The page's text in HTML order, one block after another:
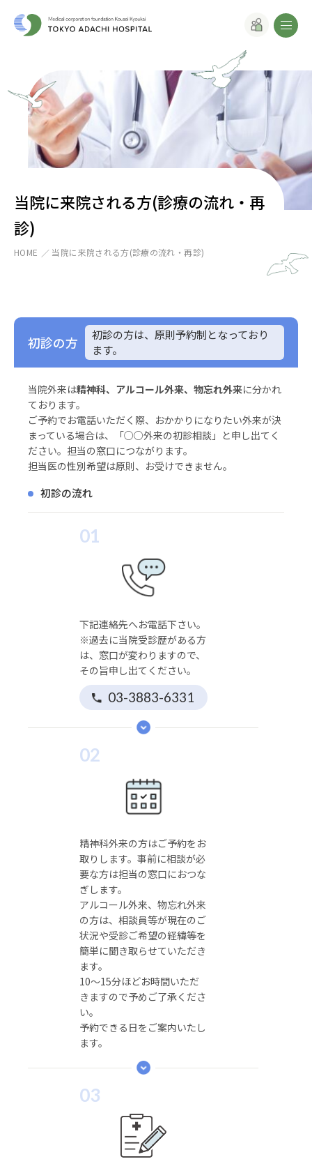
当院に来院される方(診療の流れ・再
診)
HOME 当院に来院される方(診療の流れ・再診)
初診の方
初診の方は、原則予約制となっており
ます。
当院外来は精神科、アルコール外来、物忘れ外来に分かれ
ております。
ご予約でお電話いただく際、おかかりになりたい外来が決
まっている場合は、「○○外来の初診相談」と申し出てく
ださい。担当の窓口につながります。
担当医の性別希望は原則、お受けできません。
初診の流れ
01
下記連絡先へお電話下さい。
※過去に当院受診歴がある方
は、窓口が変わりますので、
その旨申し出てください。
03-3883-6331
02
精神科外来の方はご予約をお
取りします。事前に相談が必
要な方は担当の窓口におつな
ぎします。
アルコール外来、物忘れ外来
の方は、相談員等が現在のご
状況や受診ご希望の経緯等を
簡単に聞き取らせていただき
ます。
10～15分ほどお時間いただ
きますので予めご了承くださ
い。
予約できる日をご案内いたし
ます。
03